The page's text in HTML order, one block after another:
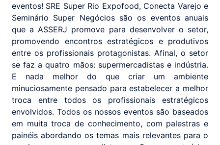
eventos! SRE Super Rio Expofood, Conecta Varejo e
Seminário Super Negócios são os eventos anuais
que a ASSERJ promove para desenvolver o setor,
promovendo encontros estratégicos e produtivos
entre os profissionais protagonistas. Afinal, o setor
se faz a quatro mãos: supermercadistas e indústria.
E nada melhor do que criar um ambiente
minuciosamente pensado para estabelecer a melhor
troca entre todos os profissionais estratégicos
envolvidos. Todos os nossos eventos são baseados
em muita troca de conhecimento, com palestras e
painéis abordando os temas mais relevantes para o